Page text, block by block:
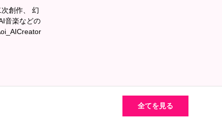
創作、 幻
音楽などの
全てを見る